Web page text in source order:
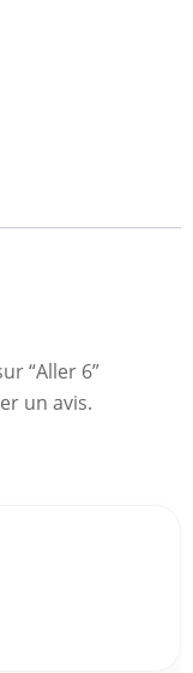
“Aller 6”
un avis.